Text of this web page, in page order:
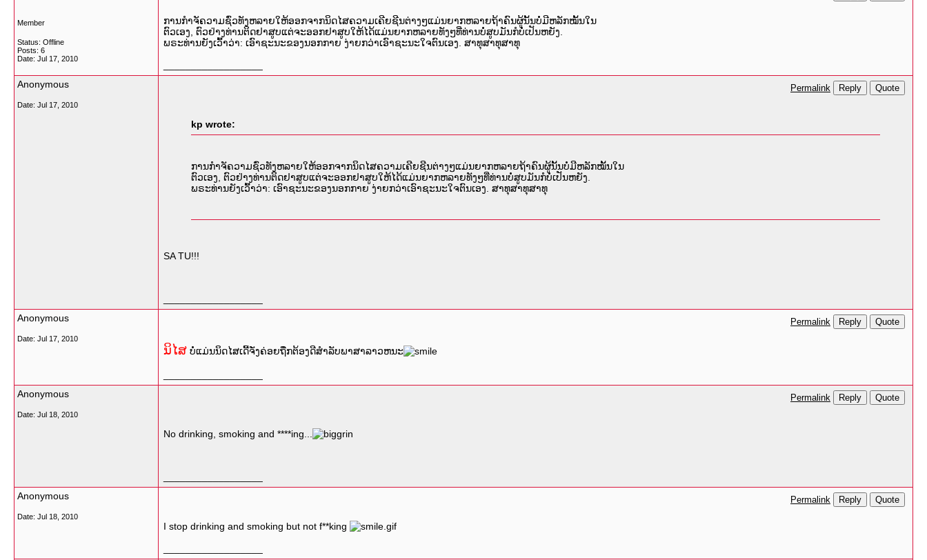
Member
Status: Offline
Posts: 6
Date: Jul 17, 2010
ການກຳຈັຄວາມຊົ່ວທັງຫລາຍໃຫ້ອອກຈາກນິດໄສຄວາມເຄີຍຊີນຕ່າງໆແມ່ນຍາກຫລາຍຖ້າຄົນຜູ້ນັ້ນບໍ່ມີຫລັກໝັ້ນໃນ
ຕົວເອງ, ຕົວຢ່າງທ່ານຕິດຢາສູບແຕ່ຈະອອກຢາສູບໃຫ້ໄດ້ແມ່ນຍາກຫລາຍທັງໆທີ່ທ່ານບໍ່ສູບມັນກໍບໍ່ເປັນຫຍັງ.
ພຣະທ່ານຍັງເວົ້າວ່າ: ເອົາຊະນະຂອງນອກກາຍ ງ່າຍກວ່າເອົາຊະນະໃຈຕົນເອງ. ສາທຸສາທຸສາທຸ
Anonymous
Date: Jul 17, 2010
Permalink Reply Quote
kp wrote:
ການກຳຈັຄວາມຊົ່ວທັງຫລາຍໃຫ້ອອກຈາກນິດໄສຄວາມເຄີຍຊີນຕ່າງໆແມ່ນຍາກຫລາຍຖ້າຄົນຜູ້ນັ້ນບໍ່ມີຫລັກໝັ້ນໃນ
ຕົວເອງ, ຕົວຢ່າງທ່ານຕິດຢາສູບແຕ່ຈະອອກຢາສູບໃຫ້ໄດ້ແມ່ນຍາກຫລາຍທັງໆທີ່ທ່ານບໍ່ສູບມັນກໍບໍ່ເປັນຫຍັງ.
ພຣະທ່ານຍັງເວົ້າວ່າ: ເອົາຊະນະຂອງນອກກາຍ ງ່າຍກວ່າເອົາຊະນະໃຈຕົນເອງ. ສາທຸສາທຸສາທຸ
SA TU!!!
Anonymous
Date: Jul 17, 2010
Permalink Reply Quote
ນິໄສ ບໍ່ແມ່ນນິດໄສເດີ້ຈັ່ງຄ່ອຍຖື່ກຕ້ອງດີສຳລັບພາສາລາວຫນະ
Anonymous
Date: Jul 18, 2010
Permalink Reply Quote
No drinking, smoking and ****ing...
Anonymous
Date: Jul 18, 2010
Permalink Reply Quote
I stop drinking and smoking but not f**king